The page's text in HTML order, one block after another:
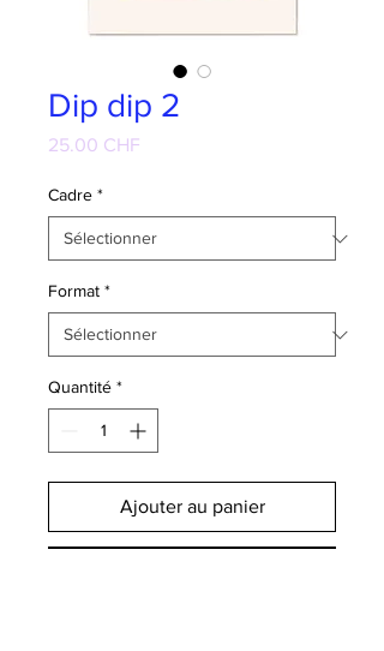
Dip dip 2
25.00 CHF
Cadre *
Format *
Quantité *
Ajouter au panier